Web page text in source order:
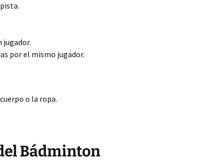
jugador.
por el mismo jugador.
o la ropa.
Bádminton